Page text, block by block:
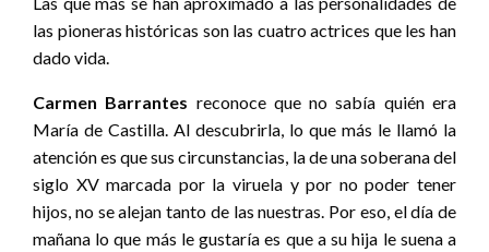
las pioneras históricas son las cuatro actrices que les han
dado vida.
Carmen Barrantes reconoce que no sabía quién era
María de Castilla. Al descubrirla, lo que más le llamó la
atención es que sus circunstancias, la de una soberana del
siglo XV marcada por la viruela y por no poder tener
hijos, no se alejan tanto de las nuestras. Por eso, el día de
mañana lo que más le gustaría es que a su hija le suena a